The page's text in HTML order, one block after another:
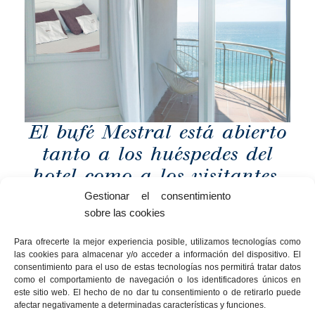
Gestionar el consentimiento
sobre las cookies
Para ofrecerte la mejor experiencia posible, utilizamos tecnologías como
las cookies para almacenar y/o acceder a información del dispositivo. El
consentimiento para el uso de estas tecnologías nos permitirá tratar datos
como el comportamiento de navegación o los identificadores únicos en
este sitio web. El hecho de no dar tu consentimiento o de retirarlo puede
afectar negativamente a determinadas características y funciones.
El bufé Mestral está abierto
tanto a los huéspedes del
hotel como a los visitantes,
y ofrece servicio todos los
días durante el almuerzo y
la cena.
SERVICIOS:
PiscinaAparcamiento
Pet
friendly
Eventos
Terraza
Wifi
gratuito
Pago
en
el
hotel
Check-
in
anticipado
Check-
out
tardío
Restaurante
Ubicación
frente
al
mar
Ducha
de
lluvia
Minibar